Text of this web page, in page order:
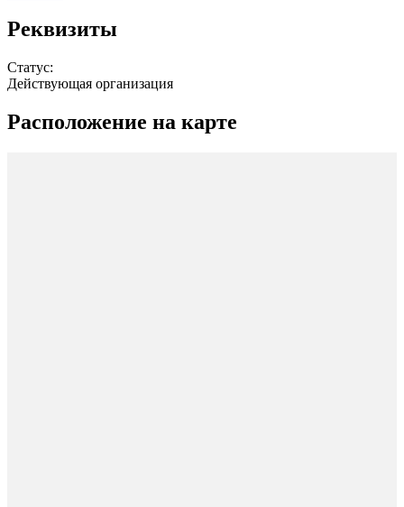
Реквизиты
Статус:
Действующая организация
Расположение на карте